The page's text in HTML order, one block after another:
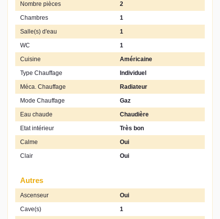
Nombre pièces
2
Chambres
1
Salle(s) d'eau
1
WC
1
Cuisine
Américaine
Type Chauffage
Individuel
Méca. Chauffage
Radiateur
Mode Chauffage
Gaz
Eau chaude
Chaudière
Etat intérieur
Très bon
Calme
Oui
Clair
Oui
Autres
Ascenseur
Oui
Cave(s)
1